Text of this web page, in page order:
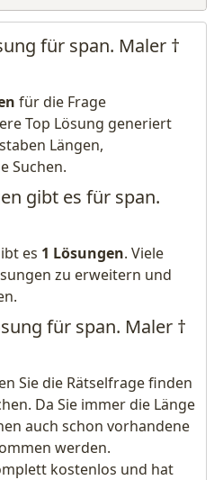
für span. Maler †
für die Frage
Top Lösung generiert
Längen,
Suchen.
gibt es für span.
es 1 Lösungen. Viele
zu erweitern und
für span. Maler †
Sie die Rätselfrage finden
Da Sie immer die Länge
auch schon vorhandene
werden.
kostenlos und hat